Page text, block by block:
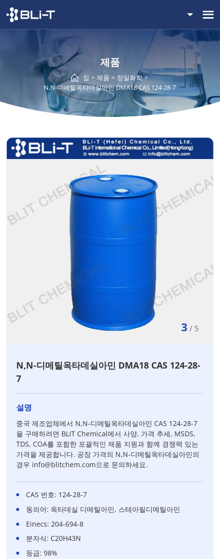
제품
집 제품
정밀화학
N,N-디메틸옥타데실아민 DMA18 CAS 124-28-7
3 / 5
N,N-디메틸옥타데실아민 DMA18 CAS 124-28-
7
설명
중국 제조업체에서 N,N-디메틸옥타데실아민 CAS 124-28-7
을 구매하려면 BLIT Chemical에서 사양, 가격 추세, MSDS,
TDS, COA를 포함한 포괄적인 제품 지원과 함께 경쟁력 있는
가격을 제공합니다. 공장 가격의 N,N-디메틸옥타데실아민의
경우 info@blitchem.com으로 문의하세요.
CAS 번호: 124-28-7
동의어: 옥타데실 디메틸아민, 스테아릴디메틸아민
Einecs: 204-694-8
분자식: C20H43N
등급: 98%